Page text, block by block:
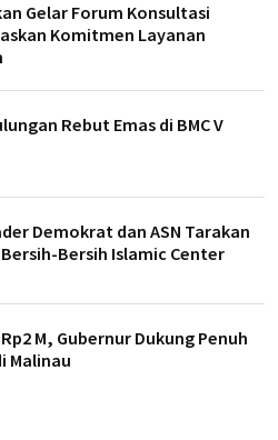
Gelar Forum Konsultasi
Komitmen Layanan
Rebut Emas di BMC V
Demokrat dan ASN Tarakan
Bersih Islamic Center
M, Gubernur Dukung Penuh
Malinau